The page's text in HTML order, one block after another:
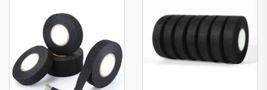
بمستوى منخفض